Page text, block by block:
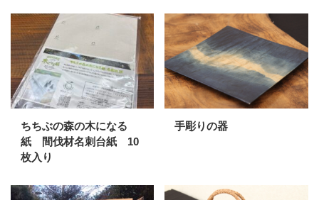
ちちぶの森の木になる
紙 間伐材名刺台紙 10
枚入り
手彫りの器